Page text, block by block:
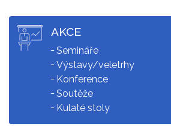
AKCE
Semináře
Výstavy/veletrhy
Konference
Soutěže
Kulaté stoly